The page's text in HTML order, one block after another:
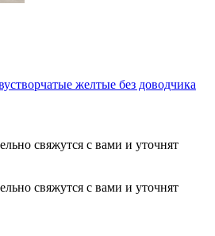
желтые без доводчика
свяжутся с вами и уточнят
свяжутся с вами и уточнят